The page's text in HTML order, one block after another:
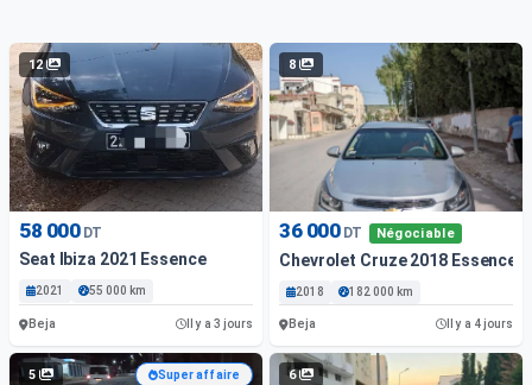
12
58 000 DT
Seat Ibiza 2021 Essence
2021 55 000 km
Beja Il y a 3 jours
8
36 000 DT Négociable
Chevrolet Cruze 2018 Essence
2018 182 000 km
Beja Il y a 4 jours
5 Super affaire 6